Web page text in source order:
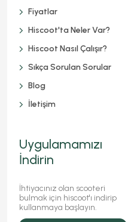
Fiyatlar
Hiscoot'ta Neler Var?
Hiscoot Nasıl Çalışır?
Sıkça Sorulan Sorular
Blog
İletişim
Uygulamamızı
İndirin
İhtiyacınız olan scooteri
bulmak için hiscoot'ı indirip
kullanmaya başlayın.